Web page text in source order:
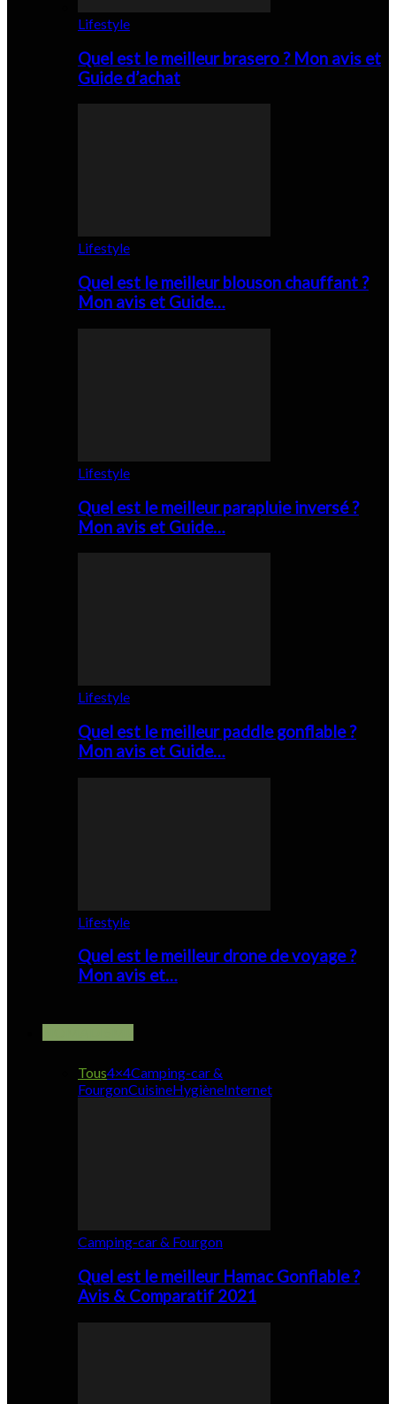
Lifestyle
Quel est le meilleur brasero ? Mon avis et
Guide d’achat
Lifestyle
Quel est le meilleur blouson chauffant ?
Mon avis et Guide…
Lifestyle
Quel est le meilleur parapluie inversé ?
Mon avis et Guide…
Lifestyle
Quel est le meilleur paddle gonflable ?
Mon avis et Guide…
Lifestyle
Quel est le meilleur drone de voyage ?
Mon avis et…
Tous4×4Camping-car &
FourgonCuisineHygièneInternet
Camping-car & Fourgon
Quel est le meilleur Hamac Gonflable ?
Avis & Comparatif 2021